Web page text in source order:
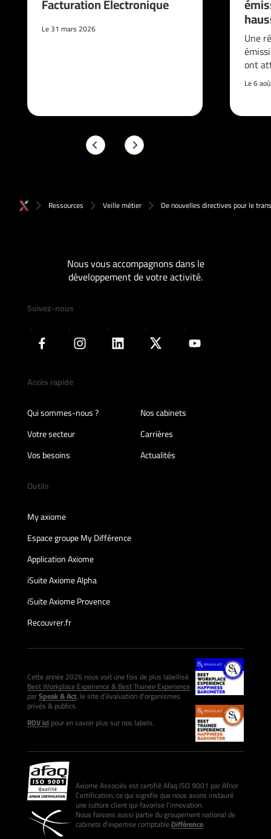
Facturation Électronique
Le 31 mars 2026
Une
ont
Le 6
Ressources Veille métier De nouvelles directives pour le
Nous vous accompagnons dans le
développement de votre activité.
Suivez-nous
Accès rapide
Qui sommes-nous ?
Nos cabinets
Votre secteur
Carrières
Vos besoins
Actualités
Outils
My axiome
Espace groupe My Différence
Application Axiome
iSuite Axiome Alpha
iSuite Axiome Provence
Recouvrer.fr
Cette année 2026 nous voit une fois de plus labellisé
Best Workplace Experience & Best Trainee Experience
parSpeak & Act, le site d’évaluation d’organismes
privés & publics.
RDV icipour en savoir plus sur nos labels.
Axiome Associés est certifié Afaq ISO 9001 par Afnor
Certification, ce qui signifie que nous avons instauré
une culture client qui favorise l’innovation.
Nous faisons aussi partie du groupement national de
cabinets d’expertise comptableDifférence.